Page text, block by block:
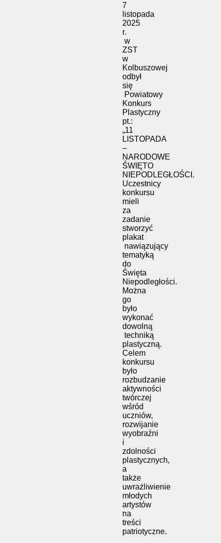
7
listopada
2025
r.
w
ZST
w
Kolbuszowej
odbył
się
Powiatowy
Konkurs
Plastyczny
pt.:
„11
LISTOPADA
–
NARODOWE
ŚWIĘTO
NIEPODLEGŁOŚCI.
Uczestnicy
konkursu
mieli
za
zadanie
stworzyć
plakat
nawiązujący
tematyką
do
Święta
Niepodległości.
Można
go
było
wykonać
dowolną
techniką
plastyczną.
Celem
konkursu
było
rozbudzanie
aktywności
twórczej
wśród
uczniów,
rozwijanie
wyobraźni
i
zdolności
plastycznych,
a
także
uwrażliwienie
młodych
artystów
na
treści
patriotyczne.